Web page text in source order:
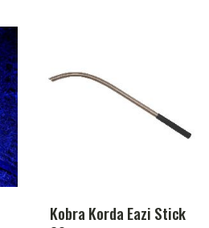
Kobra Korda Eazi Stick